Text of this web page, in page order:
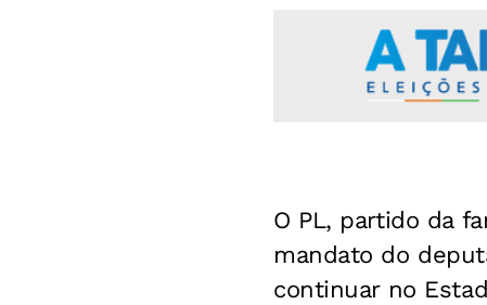
O PL, partido da
mandato do
continuar no